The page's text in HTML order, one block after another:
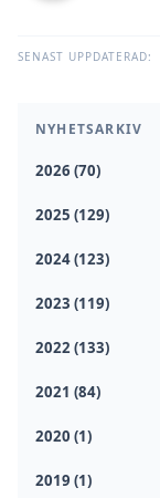
NYHETSARKIV
2026 (70)
2025 (129)
2024 (123)
2023 (119)
2022 (133)
2021 (84)
2020 (1)
2019 (1)
SENAST UPPDATERAD: